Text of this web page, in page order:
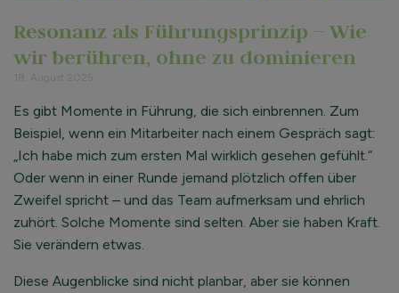
Resonanz als Führungsprinzip – Wie
wir berühren, ohne zu dominieren
Es gibt Momente in Führung, die sich einbrennen. Zum
Beispiel, wenn ein Mitarbeiter nach einem Gespräch sagt:
„Ich habe mich zum ersten Mal wirklich gesehen gefühlt.“
Oder wenn in einer Runde jemand plötzlich offen über
Zweifel spricht – und das Team aufmerksam und ehrlich
zuhört. Solche Momente sind selten. Aber sie haben Kraft.
Sie verändern etwas.
Diese Augenblicke sind nicht planbar, aber sie können